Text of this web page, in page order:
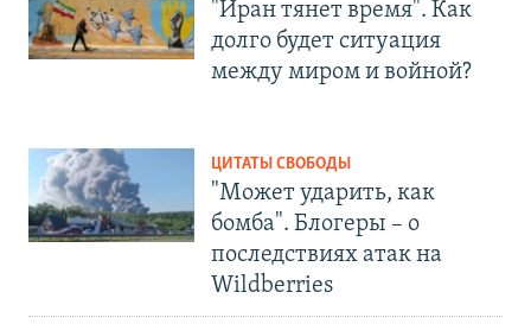
"Иран тянет время". Как
долго будет ситуация
между миром и войной?
ЦИТАТЫ СВОБОДЫ
"Может ударить, как
бомба". Блогеры – о
последствиях атак на
Wildberries